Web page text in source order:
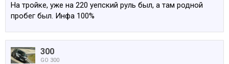
На тройке, уже на 220 уепский руль был, а там родной
пробег был. Инфа 100%
300
GO 300